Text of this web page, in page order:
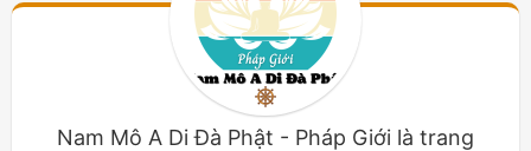
Nam Mô A Di Đà Phật - Pháp Giới là trang